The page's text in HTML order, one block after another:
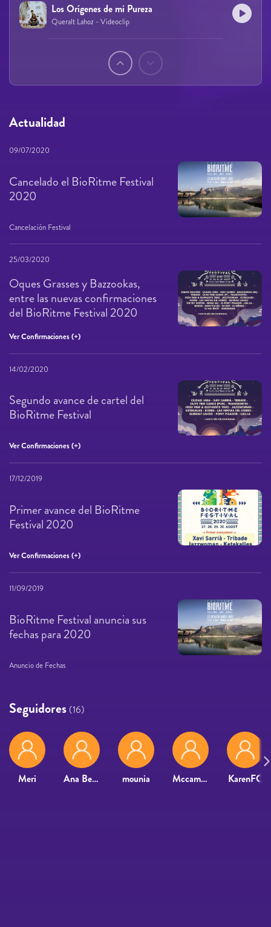
Los Orígenes de mi Pureza
Queralt Lahoz - Videoclip
Actualidad
09/07/2020
Cancelado el BioRitme Festival
2020
Cancelación Festival
25/03/2020
Oques Grasses y Bazzookas,
entre las nuevas confirmaciones
del BioRitme Festival 2020
Ver Confirmaciones (+)
14/02/2020
Segundo avance de cartel del
BioRitme Festival
Ver Confirmaciones (+)
17/12/2019
Primer avance del BioRitme
Festival 2020
Ver Confirmaciones (+)
11/09/2019
BioRitme Festival anuncia sus
fechas para 2020
Anuncio de Fechas
Seguidores (16)
Meri Ana Belén Hurtado Morrón mounia Mccampos KarenFC